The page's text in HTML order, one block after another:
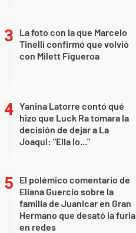
La foto con la que Marcelo
Tinelli confirmó que volvió
con Milett Figueroa
Yanina Latorre contó qué
hizo que Luck Ra tomara la
decisión de dejar a La
Joaqui: "Ella lo..."
El polémico comentario de
Eliana Guercio sobre la
familia de Juanicar en Gran
Hermano que desató la furia
en redes